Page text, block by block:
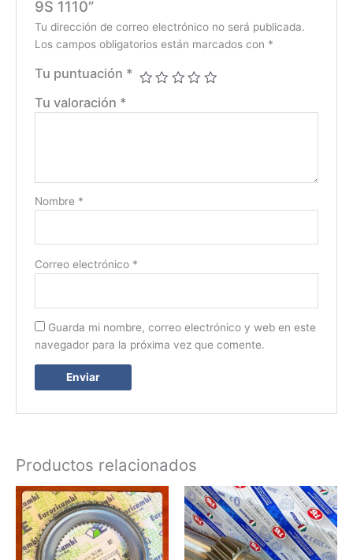
9S 1110”
Tu dirección de correo electrónico no será publicada.
Los campos obligatorios están marcados con *
Tu puntuación *
Tu valoración *
Nombre *
Correo electrónico *
Guarda mi nombre, correo electrónico y web en este
navegador para la próxima vez que comente.
Productos relacionados